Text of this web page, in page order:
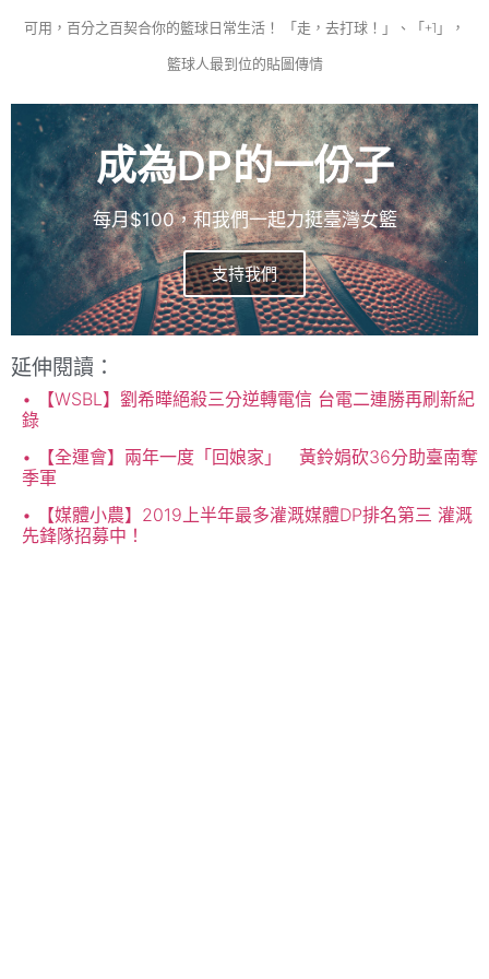
可用，百分之百契合你的籃球日常生活！ 「走，去打球！」、「+1」，
籃球人最到位的貼圖傳情
成為DP的一份子
每月$100，和我們一起力挺臺灣女籃
支持我們
延伸閱讀：
【WSBL】劉希曄絕殺三分逆轉電信 台電二連勝再刷新紀
錄
【全運會】兩年一度「回娘家」 黃鈴娟砍36分助臺南奪
季軍
【媒體小農】2019上半年最多灌溉媒體DP排名第三 灌溉
先鋒隊招募中！